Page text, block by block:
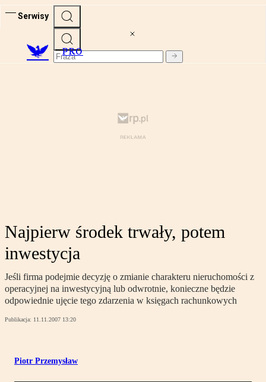
Serwisy
PRO
Najpierw środek trwały, potem
inwestycja
Jeśli firma podejmie decyzję o zmianie charakteru nieruchomości z
operacyjnej na inwestycyjną lub odwrotnie, konieczne będzie
odpowiednie ujęcie tego zdarzenia w księgach rachunkowych
Publikacja: 11.11.2007 13:20
Piotr Przemysław